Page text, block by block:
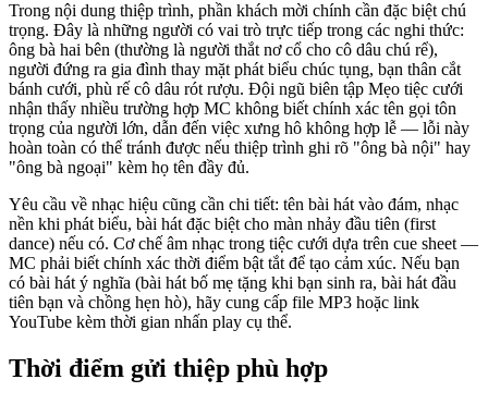
Trong nội dung thiệp trình, phần khách mời chính cần đặc biệt chú
trọng. Đây là những người có vai trò trực tiếp trong các nghi thức:
ông bà hai bên (thường là người thắt nơ cổ cho cô dâu chú rể),
người đứng ra gia đình thay mặt phát biểu chúc tụng, bạn thân cắt
bánh cưới, phù rế cô dâu rót rượu. Đội ngũ biên tập Mẹo tiệc cưới
nhận thấy nhiều trường hợp MC không biết chính xác tên gọi tôn
trọng của người lớn, dẫn đến việc xưng hô không hợp lễ — lỗi này
hoàn toàn có thể tránh được nếu thiệp trình ghi rõ "ông bà nội" hay
"ông bà ngoại" kèm họ tên đầy đủ.
Yêu cầu về nhạc hiệu cũng cần chi tiết: tên bài hát vào đám, nhạc
nền khi phát biểu, bài hát đặc biệt cho màn nhảy đầu tiên (first
dance) nếu có. Cơ chế âm nhạc trong tiệc cưới dựa trên cue sheet —
MC phải biết chính xác thời điểm bật tắt để tạo cảm xúc. Nếu bạn
có bài hát ý nghĩa (bài hát bố mẹ tặng khi bạn sinh ra, bài hát đầu
tiên bạn và chồng hẹn hò), hãy cung cấp file MP3 hoặc link
YouTube kèm thời gian nhấn play cụ thể.
Thời điểm gửi thiệp phù hợp